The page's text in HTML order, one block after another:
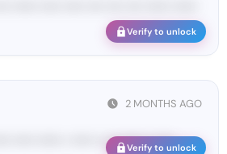
Verify to unlock
2 MONTHS AGO
••••• •••••• • ••••• •• ••• ••••• •• •••• ...
Verify to unlock